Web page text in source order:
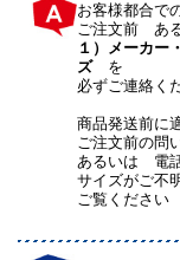
お客様都合で
ご注文前 あ
１）メーカー
ズを
必ずご連絡く
商品発送前に
ご注文前の問
あるいは 電
サイズがご不
ご覧ください